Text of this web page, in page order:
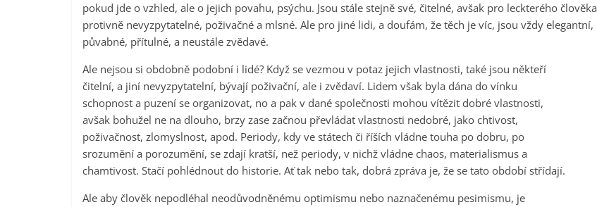
pokud jde o vzhled, ale o jejich povahu, psýchu. Jsou stále stejně své, čitelné, avšak pro leckterého člověka
protivně nevyzpytatelné, poživačné a mlsné. Ale pro jiné lidi, a doufám, že těch je víc, jsou vždy elegantní,
půvabné, přítulné, a neustále zvědavé.
Ale nejsou si obdobně podobní i lidé? Když se vezmou v potaz jejich vlastnosti, také jsou někteří
čitelní, a jiní nevyzpytatelní, bývají poživační, ale i zvědaví. Lidem však byla dána do vínku
schopnost a puzení se organizovat, no a pak v dané společnosti mohou vítězit dobré vlastnosti,
avšak bohužel ne na dlouho, brzy zase začnou převládat vlastnosti nedobré, jako chtivost,
poživačnost, zlomyslnost, apod. Periody, kdy ve státech či říších vládne touha po dobru, po
srozumění a porozumění, se zdají kratší, než periody, v nichž vládne chaos, materialismus a
chamtivost. Stačí pohlédnout do historie. Ať tak nebo tak, dobrá zpráva je, že se tato období střídají.
Ale aby člověk nepodléhal neodůvodněnému optimismu nebo naznačenému pesimismu, je